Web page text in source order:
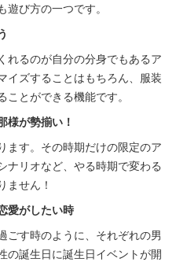
び方の一つです。
れるのが自分の分身でもあるア
イズすることはもちろん、服装
とができる機能です。
様が勢揃い！
ます。その時期だけの限定のア
ナリオなど、やる時期で変わる
ません！
愛がしたい時
ごす時のように、それぞれの男
の誕生日に誕生日イベントが開